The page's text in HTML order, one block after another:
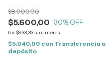
$5.600,00
$8.000,00
30% OFF
6x $933,33 sin interés
$5.040,00 con Transferencia o
depósito